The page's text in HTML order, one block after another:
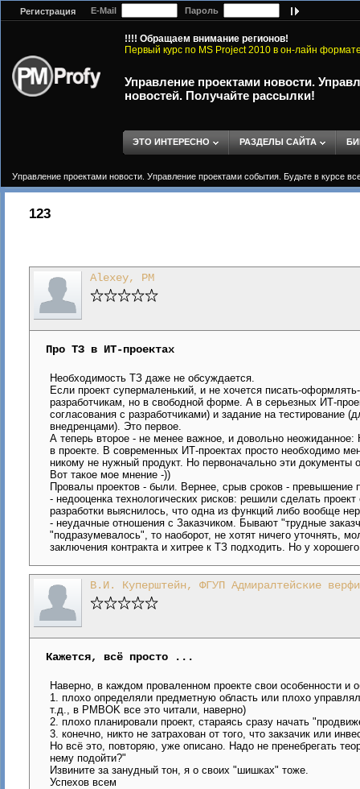
Регистрация E-Mail Пароль
!!!! Обращаем внимание регионов!
Первый курс по MS Project 2010 в он-лайн
Управление проектами новости.
новостей. Получайте рассылки!
ЭТО ИНТЕРЕСНО РАЗДЕЛЫ САЙТА
Управление проектами новости. Управление проектами события. Будьте в курсе
123
Alexey, PM
Про ТЗ в ИТ-проектах
Необходимость ТЗ даже не обсуждается.
Если проект супермаленький, и не хочется писать-
разработчикам, но в свободной форме. А в серьезных ИТ-
согласования с разработчиками) и задание на тестирование
внедренцами). Это первое.
А теперь второе - не менее важное, и довольно
в проекте. В современных ИТ-проектах просто необходимо
никому не нужный продукт. Но первоначально эти документы
Вот такое мое мнение -))
Провалы проектов - были. Вернее, срыв сроков -
- недооценка технологических рисков: решили сделать
разработки выяснилось, что одна из функций либо вообще
- неудачные отношения с Заказчиком. Бывают "трудные
"подразумевалось", то наоборот, не хотят ничего уточнять,
заключения контракта и хитрее к ТЗ подходить. Но у
В.И. Куперштейн, ФГУП Адмиралтейские верфи
Кажется, всё просто ...
Наверно, в каждом проваленном проекте свои особенности и
1. плохо определяли предметную область или плохо
т.д., в PMBOK все это читали, наверно)
2. плохо планировали проект, стараясь сразу начать
3. конечно, никто не затрахован от того, что закзачик или
Но всё это, повторяю, уже описано. Надо не пренебрегать
нему подойти?"
Извините за занудный тон, я о своих "шишках" тоже.
Успехов всем